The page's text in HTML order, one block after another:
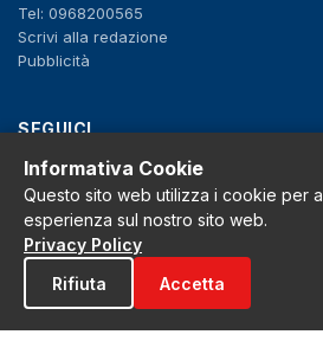
Tel: 0968200565
Scrivi alla redazione
Pubblicità
SEGUICI
f X IG YT
Privacy Policy
Cookie Policy
Note legali
La Redazione
Informativa Cookie
Questo sito web utilizza i cookie per
esperienza sul nostro sito web.
Privacy Policy
Rifiuta
Accetta